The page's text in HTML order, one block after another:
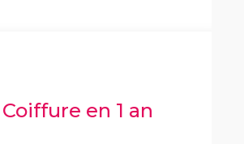
Coiffure en 1 an